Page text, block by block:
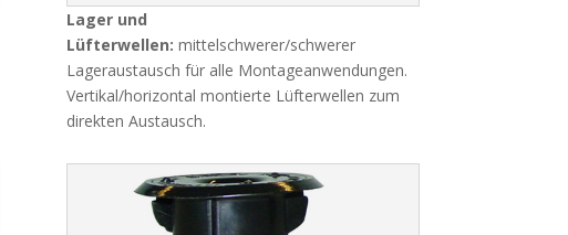
Lager und
Lüfterwellen: mittelschwerer/schwerer
Lageraustausch für alle Montageanwendungen.
Vertikal/horizontal montierte Lüfterwellen zum
direkten Austausch.